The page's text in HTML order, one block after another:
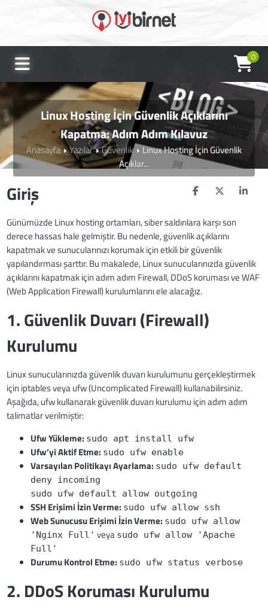
0
Linux Hosting İçin Güvenlik Açıklarını
Kapatma: Adım Adım Kılavuz
Anasayfa Yazılar Güvenlik
Linux Hosting İçin Güvenlik
Açıklar...
Giriş
Günümüzde Linux hosting ortamları, siber saldırılara karşı son
derece hassas hale gelmiştir. Bu nedenle, güvenlik açıklarını
kapatmak ve sunucularınızı korumak için etkili bir güvenlik
yapılandırması şarttır. Bu makalede, Linux sunucularınızda güvenlik
açıklarını kapatmak için adım adım Firewall, DDoS koruması ve WAF
(Web Application Firewall) kurulumlarını ele alacağız.
1. Güvenlik Duvarı (Firewall)
Kurulumu
Linux sunucularınızda güvenlik duvarı kurulumunu gerçekleştirmek
için iptables veya ufw (Uncomplicated Firewall) kullanabilirsiniz.
Aşağıda, ufw kullanarak güvenlik duvarı kurulumu için adım adım
talimatlar verilmiştir:
Ufw Yükleme: sudo apt install ufw
Ufw’yi Aktif Etme: sudo ufw enable
Varsayılan Politikayı Ayarlama: sudo ufw default
deny incoming
sudo ufw default allow outgoing
SSH Erişimi İzin Verme: sudo ufw allow ssh
Web Sunucusu Erişimi İzin Verme: sudo ufw allow
'Nginx Full' veya sudo ufw allow 'Apache
Full'
Durumu Kontrol Etme: sudo ufw status verbose
2. DDoS Koruması Kurulumu